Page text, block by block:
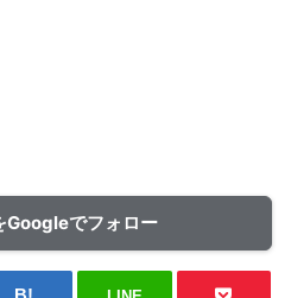
Googleでフォロー